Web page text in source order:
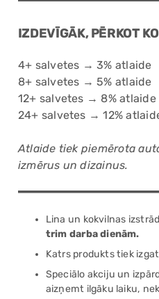
IZDEVĪGĀK, PĒRKOT
4+ salvetes → 3% atlaide
8+ salvetes → 5% atlaide
12+ salvetes → 8% atlaide
24+ salvetes → 12%
Atlaide tiek piemērota
izmērus un dizainus.
Lina un kokvilnas
trim darba dienām.
Katrs produkts tiek
Speciālo akciju un
aizņemt ilgāku laiku,